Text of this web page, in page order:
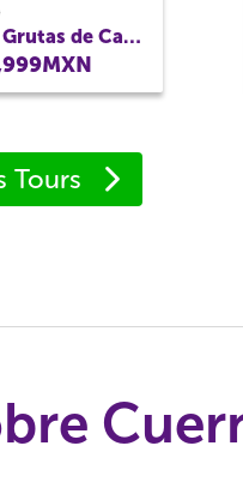
Tour a Taxco y Grutas de Cacahuamilpa
Tours